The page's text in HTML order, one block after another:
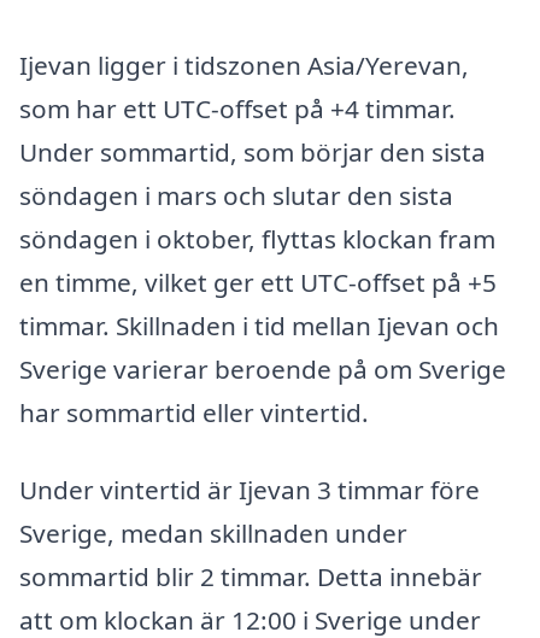
Ijevan ligger i tidszonen Asia/Yerevan,
som har ett UTC-offset på +4 timmar.
Under sommartid, som börjar den sista
söndagen i mars och slutar den sista
söndagen i oktober, flyttas klockan fram
en timme, vilket ger ett UTC-offset på +5
timmar. Skillnaden i tid mellan Ijevan och
Sverige varierar beroende på om Sverige
har sommartid eller vintertid.
Under vintertid är Ijevan 3 timmar före
Sverige, medan skillnaden under
sommartid blir 2 timmar. Detta innebär
att om klockan är 12:00 i Sverige under